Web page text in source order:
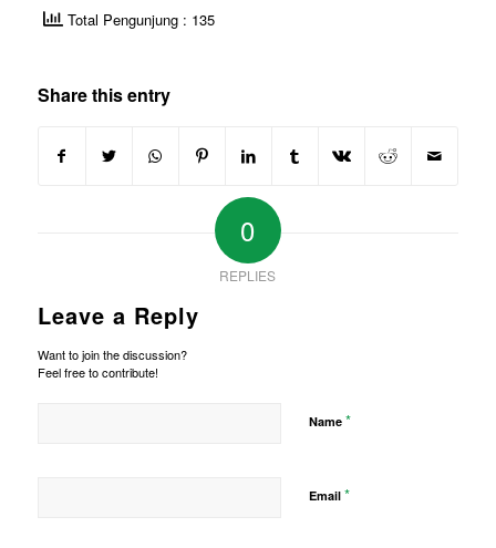
Total Pengunjung : 135
Share this entry
0
REPLIES
Leave a Reply
Want to join the discussion?
Feel free to contribute!
Name *
Email *